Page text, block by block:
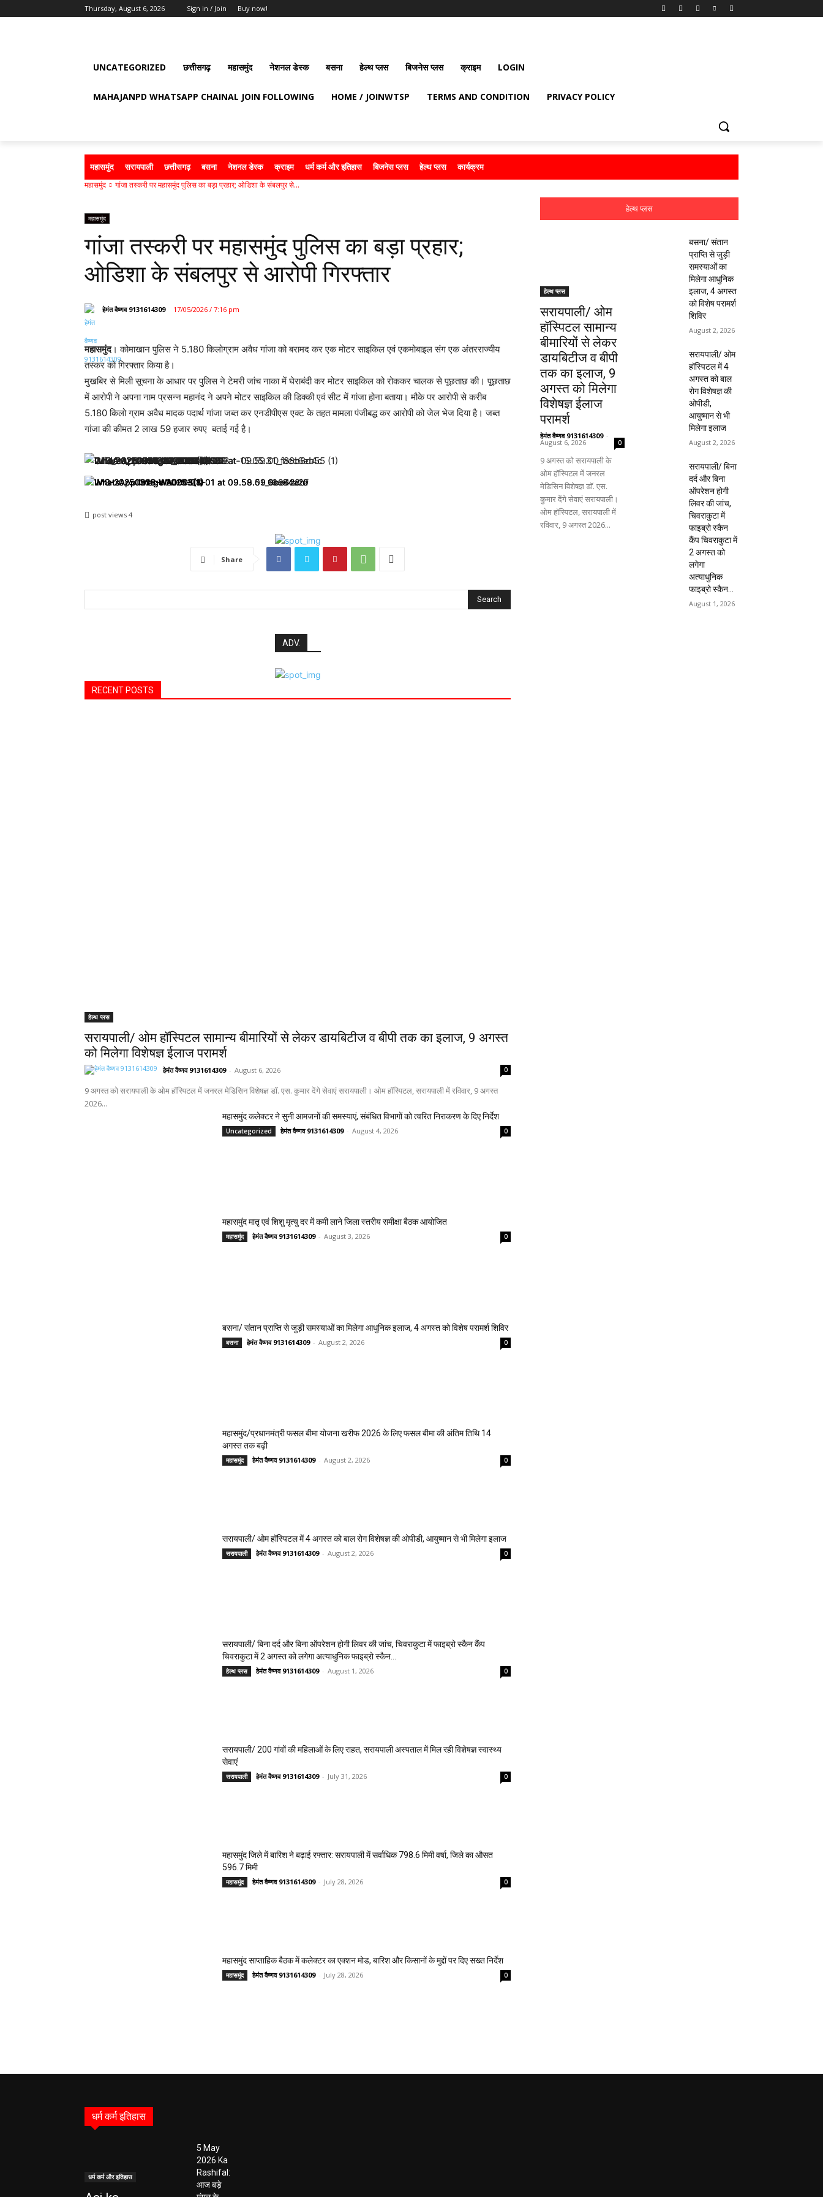
Thursday, August 6, 2026 Sign in / Join Buy now!
UNCATEGORIZED छत्तीसगढ़ महासमुंद नेशनल डेस्क बसना हेल्थ प्लस बिजनेस प्लस क्राइम LOGIN
MAHAJANPD WHATSAPP CHAINAL JOIN FOLLOWING HOME / JOINWTSP TERMS AND CONDITION PRIVACY POLICY
महासमुंद सरायपाली छत्तीसगढ़ बसना नेशनल डेस्क क्राइम धर्म कर्म और इतिहास बिजनेस प्लस हेल्थ प्लस कार्यक्रम
महासमुंद गांजा तस्करी पर महासमुंद पुलिस का बड़ा प्रहार; ओडिशा के संबलपुर से...
महासमुंद
गांजा तस्करी पर महासमुंद पुलिस का बड़ा प्रहार;
ओडिशा के संबलपुर से आरोपी गिरफ्तार
हेमंत वैष्णव 9131614309 17/05/2026 / 7:16 pm
महासमुंद। कोमाखान पुलिस ने 5.180 किलोग्राम अवैध गांजा को बरामद कर एक मोटर साइकिल एवं एकमोबाइल संग एक अंतरराज्यीय
तस्कर को गिरफ्तार किया है।
मुखबिर से मिली सूचना के आधार पर पुलिस ने टेमरी जांच नाका में घेराबंदी कर मोटर साइकिल को रोककर चालक से पूछताछ की। पूूछताछ
में आरोपी ने अपना नाम प्रसन्न महानंद ने अपने मोटर साइकिल की डिक्की एवं सीट में गांजा होना बताया। मौके पर आरोपी से करीब
5.180 किलो ग्राम अवैध मादक पदार्थ गांजा जब्त कर एनडीपीएस एक्ट के तहत मामला पंजीबद्ध कर आरोपी को जेल भेज दिया है। जब्त
गांजा की कीमत 2 लाख 59 हजार रुपए बताई गई है।
post views 4
Share
Search
ADV.
RECENT POSTS
हेल्थ प्लस
सरायपाली/ ओम हॉस्पिटल सामान्य बीमारियों से लेकर डायबिटीज व बीपी तक का इलाज, 9 अगस्त
को मिलेगा विशेषज्ञ ईलाज परामर्श
हेमंत वैष्णव 9131614309 - August 6, 2026 0
9 अगस्त को सरायपाली के ओम हॉस्पिटल में जनरल मेडिसिन विशेषज्ञ डॉ. एस. कुमार देंगे सेवाएं सरायपाली। ओम हॉस्पिटल, सरायपाली में रविवार, 9 अगस्त
2026...
महासमुंद कलेक्टर ने सुनी आमजनों की समस्याएं, संबंधित विभागों को त्वरित निराकरण के दिए निर्देश
Uncategorized हेमंत वैष्णव 9131614309 - August 4, 2026 0
महासमुंद मातृ एवं शिशु मृत्यु दर में कमी लाने जिला स्तरीय समीक्षा बैठक आयोजित
महासमुंद हेमंत वैष्णव 9131614309 - August 3, 2026 0
बसना/ संतान प्राप्ति से जुड़ी समस्याओं का मिलेगा आधुनिक इलाज, 4 अगस्त को विशेष परामर्श शिविर
बसना हेमंत वैष्णव 9131614309 - August 2, 2026 0
महासमुंद/प्रधानमंत्री फसल बीमा योजना खरीफ 2026 के लिए फसल बीमा की अंतिम तिथि 14
अगस्त तक बढ़ी
महासमुंद हेमंत वैष्णव 9131614309 - August 2, 2026 0
सरायपाली/ ओम हॉस्पिटल में 4 अगस्त को बाल रोग विशेषज्ञ की ओपीडी, आयुष्मान से भी मिलेगा इलाज
सरायपाली हेमंत वैष्णव 9131614309 - August 2, 2026 0
सरायपाली/ बिना दर्द और बिना ऑपरेशन होगी लिवर की जांच, चिवराकुटा में फाइब्रो स्कैन कैंप
चिवराकुटा में 2 अगस्त को लगेगा अत्याधुनिक फाइब्रो स्कैन...
हेल्थ प्लस हेमंत वैष्णव 9131614309 - August 1, 2026 0
सरायपाली/ 200 गांवों की महिलाओं के लिए राहत, सरायपाली अस्पताल में मिल रही विशेषज्ञ स्वास्थ्य
सेवाएं
सरायपाली हेमंत वैष्णव 9131614309 - July 31, 2026 0
महासमुंद जिले में बारिश ने बढ़ाई रफ्तार: सरायपाली में सर्वाधिक 798.6 मिमी वर्षा, जिले का औसत
596.7 मिमी
महासमुंद हेमंत वैष्णव 9131614309 - July 28, 2026 0
महासमुंद साप्ताहिक बैठक में कलेक्टर का एक्शन मोड, बारिश और किसानों के मुद्दों पर दिए सख्त निर्देश
महासमुंद हेमंत वैष्णव 9131614309 - July 28, 2026 0
हेल्थ प्लस
हेल्थ प्लस
सरायपाली/ ओम
हॉस्पिटल सामान्य
बीमारियों से लेकर
डायबिटीज व बीपी
तक का इलाज, 9
अगस्त को मिलेगा
विशेषज्ञ ईलाज
परामर्श
हेमंत वैष्णव 9131614309 -
August 6, 2026 0
9 अगस्त को सरायपाली के
ओम हॉस्पिटल में जनरल
मेडिसिन विशेषज्ञ डॉ. एस.
कुमार देंगे सेवाएं सरायपाली।
ओम हॉस्पिटल, सरायपाली में
रविवार, 9 अगस्त 2026...
बसना/ संतान
प्राप्ति से जुड़ी
समस्याओं का
मिलेगा आधुनिक
इलाज, 4 अगस्त
को विशेष परामर्श
शिविर
August 2, 2026
सरायपाली/ ओम
हॉस्पिटल में 4
अगस्त को बाल
रोग विशेषज्ञ की
ओपीडी,
आयुष्मान से भी
मिलेगा इलाज
August 2, 2026
सरायपाली/ बिना
दर्द और बिना
ऑपरेशन होगी
लिवर की जांच,
चिवराकुटा में
फाइब्रो स्कैन
कैंप चिवराकुटा में
2 अगस्त को
लगेगा
अत्याधुनिक
फाइब्रो स्कैन...
August 1, 2026
धर्म कर्म इतिहास
धर्म कर्म और इतिहास
5 May
2026 Ka
Rashifal:
आज बड़े